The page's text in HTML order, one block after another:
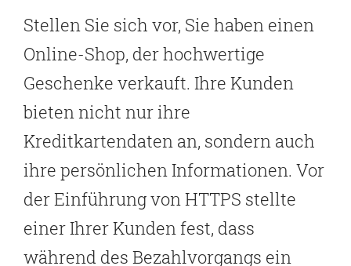
Stellen Sie sich vor, Sie haben einen
Online-Shop, der hochwertige
Geschenke verkauft. Ihre Kunden
bieten nicht nur ihre
Kreditkartendaten an, sondern auch
ihre persönlichen Informationen. Vor
der Einführung von HTTPS stellte
einer Ihrer Kunden fest, dass
während des Bezahlvorgangs ein